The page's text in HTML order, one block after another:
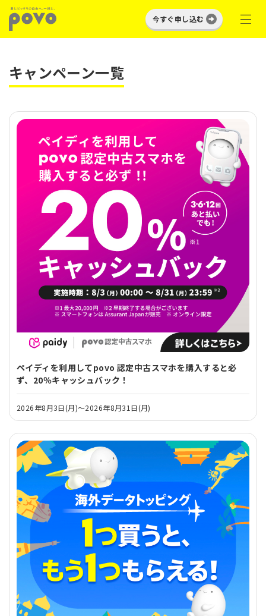
今すぐ申し込む
キャンペーン一覧
ペイディを利用してpovo 認定中古スマホを購入すると必
ず、20％キャッシュバック！
2026年8月3日(月)～2026年8月31日(月)